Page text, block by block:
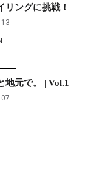
リングに挑戦！
地元で。 | Vol.1